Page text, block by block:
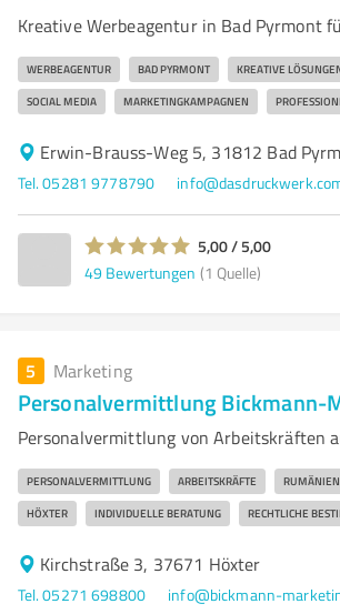
Kreative Werbeagentur in Bad Pyrmont
WERBEAGENTUR BAD PYRMONT KREATIVE
SOCIAL MEDIA MARKETINGKAMPAGNEN
Erwin-Brauss-Weg 5, 31812 Bad
Tel. 05281 9778790
5,00 / 5,00
49 Bewertungen (1 Quelle)
5 Marketing
Personalvermittlung Bickmann-
Personalvermittlung von Arbeitskräften
PERSONALVERMITTLUNG ARBEITSKRÄFTE RUMÄNIEN
HÖXTER INDIVIDUELLE BERATUNG RECHTLICHE
Kirchstraße 3, 37671 Höxter
Tel. 05271 698800 info@bickmann-